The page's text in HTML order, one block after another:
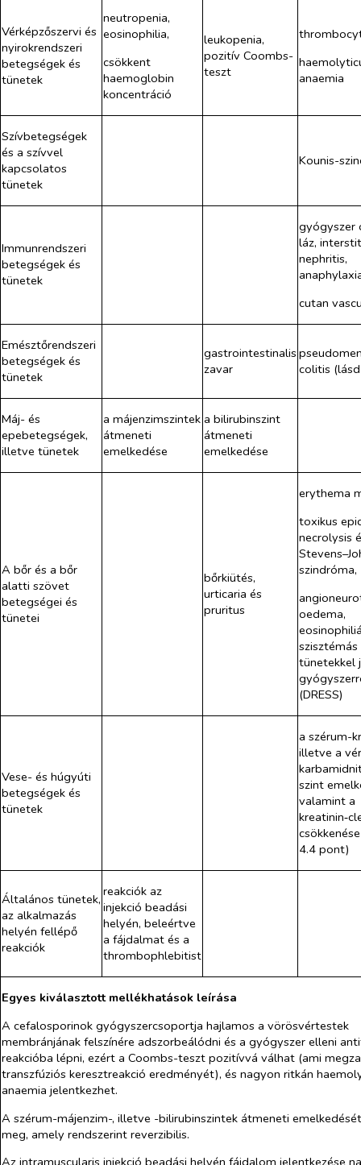
Vérképzőszervi és
nyirokrendszeri
betegségek és
tünetek
neutropenia,
eosinophilia,
csökkent
haemoglobin
koncentráció
leukopenia,
pozitív Coombs-
teszt
anaemia
Szívbetegségek
és a szívvel
kapcsolatos
tünetek
Kounis-
Immunrendszeri
betegségek és
tünetek
gyógyszer
láz,
nephritis,
cutan
Emésztőrendszeri
betegségek és
tünetek
gastrointestinalis
zavar
colitis
Máj- és
epebetegségek,
illetve tünetek
a májenzimszintek
átmeneti
emelkedése
a bilirubinszint
átmeneti
emelkedése
A bőr és a bőr
alatti szövet
betegségei és
tünetei
bőrkiütés,
urticaria és
pruritus
erythema
toxikus
necrolysis
szindróma,
oedema,
szisztémás
tünetekkel
(DRESS)
Vese- és húgyúti
betegségek és
tünetek
a szérum-
illetve a
szint
valamint a
4.4 pont)
Általános tünetek,
az alkalmazás
helyén fellépő
reakciók
reakciók az
injekció beadási
helyén, beleértve
a fájdalmat és a
thrombophlebitist
Egyes kiválasztott mellékhatások leírása
A cefalosporinok gyógyszercsoportja hajlamos a vörösvértestek
membránjának felszínére adszorbeálódni és a gyógyszer elleni
reakcióba lépni, ezért a Coombs-teszt pozitívvá válhat (ami
transzfúziós keresztreakció eredményét), és nagyon ritkán
anaemia jelentkezhet.
A szérum-májenzim-, illetve -bilirubinszintek átmeneti
meg, amely rendszerint reverzibilis.